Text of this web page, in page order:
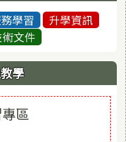
學習
升學資訊
文件
學
區